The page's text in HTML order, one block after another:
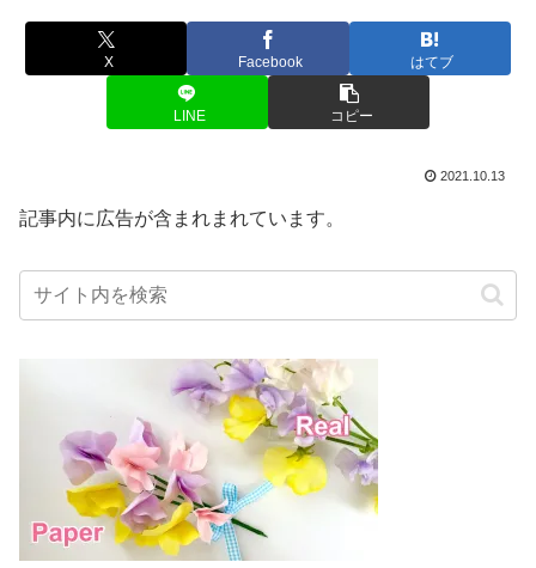
X Facebook はてブ
LINE コピー
2021.10.13
記事内に広告が含まれまれています。